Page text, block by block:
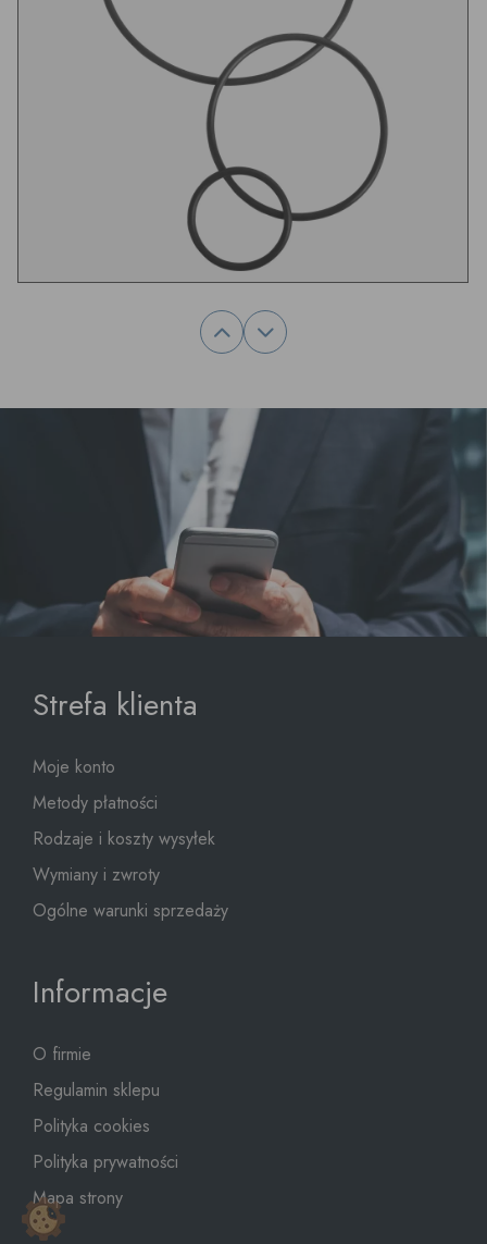
Strefa klienta
Moje konto
Metody płatności
Rodzaje i koszty wysyłek
Wymiany i zwroty
Ogólne warunki sprzedaży
Informacje
O firmie
Regulamin sklepu
Polityka cookies
Polityka prywatności
Mapa strony